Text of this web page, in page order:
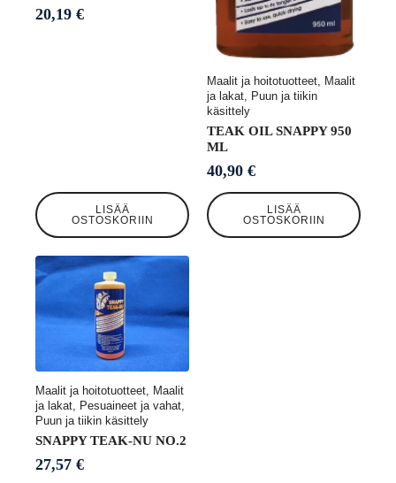
20,19 €
LISÄÄ
OSTOSKORIIN
Maalit ja hoitotuotteet, Maalit
ja lakat, Puun ja tiikin
käsittely
TEAK OIL SNAPPY 950
ML
40,90 €
LISÄÄ
OSTOSKORIIN
Maalit ja hoitotuotteet, Maalit
ja lakat, Pesuaineet ja vahat,
Puun ja tiikin käsittely
SNAPPY TEAK-NU NO.2
27,57 €